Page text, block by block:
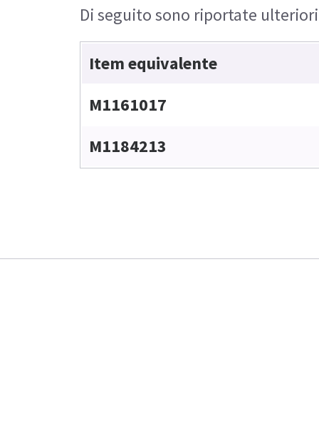
Di seguito sono riportate
Item equivalente
M1161017
M1184213